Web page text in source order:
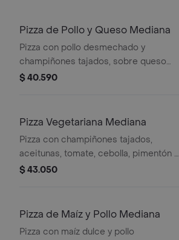
Pizza de Pollo y Queso Mediana
Pizza con pollo desmechado y
champiñones tajados, sobre queso
mozzarella de la casa.
$ 40.590
Pizza Vegetariana Mediana
Pizza con champiñones tajados,
aceitunas, tomate, cebolla, pimentón y
queso mozzarella.
$ 43.050
Pizza de Maíz y Pollo Mediana
Pizza con maíz dulce y pollo